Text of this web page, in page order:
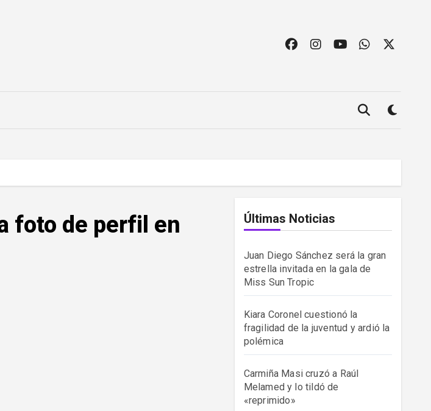
foto de perfil en
Últimas Noticias
Juan Diego Sánchez será la gran
estrella invitada en la gala de
Miss Sun Tropic
Kiara Coronel cuestionó la
fragilidad de la juventud y ardió la
polémica
Carmiña Masi cruzó a Raúl
Melamed y lo tildó de
«reprimido»